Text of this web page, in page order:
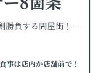
勝負する問屋街！－
食事は店内か店舗前で！